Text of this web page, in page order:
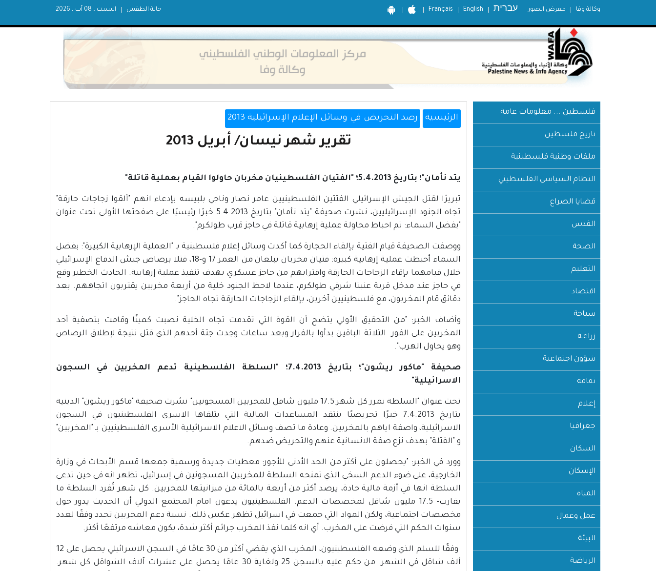
Français English עברית معرض الصور وكالة وفا السبت ، 08 آب ، 2026 حالة الطقس
فلسطين ... معلومات عامة
تاريخ فلسطين
ملفات وطنية فلسطينية
النظام السياسي الفلسطيني
قضايا الصراع
القدس
الصحة
التعليم
اقتصاد
سياحة
زراعـة
شؤون اجتماعية
ثقافة
إعلام
جغرافيا
السكان
الإسكان
المياه
عمل وعمال
البيئة
الرياضة
الرئيسية رصد التحريض في وسائل الإعلام الإسرائيلية 2013
تقرير شهر نيسان/ أبريل 2013
يتد نأمان"؛ بتاريخ 5.4.2013؛ "الفتيان الفلسطينيان مخربان حاولوا القيام بعملية قاتلة"
تبريرًا لقتل الجيش الإسرائيلي الفتتين الفلسطينيين عامر نصار وناجي بلبيسه بإدعاء انهم "ألقوا زجاجات حارقة"
تجاه الجنود الإسرائيليين، نشرت صحيفة "يتد نأمان" بتاريخ 5.4.2013 خبرًا رئيسيًا على صفحتها الأولى تحت عنوان
"بفضل السماء: تم احباط محاولة عملية إرهابية قاتلة في حاجز قرب طولكرم".
ووصفت الصحيفة قيام الفتية بإلقاء الحجارة كما أكدت وسائل إعلام فلسطينية بـ "العملية الإرهابية الكبيرة": بفضل
السماء أحبطت عملية إرهابية كبيرة: فتيان مخربان يبلغان من العمر 17 و-18، قتلا برصاص جيش الدفاع الإسرائيلي
خلال قيامهما بإقاء الزجاجات الحارقة واقترابهم من حاجز عسكري بهدف تنفيذ عملية إرهابية. الحادث الخطير وقع
في حاجز عند مدخل قرية عنبتا شرقي طولكرم، عندما لاحظ الجنود خلية من أربعة مخربين يقتربون اتجاههم. بعد
دقائق قام المخربون، مع فلسطينيين آخرين، بإلقاء الزجاجات الحارقة تجاه الحاجز".
وأضاف الخبر: "من التحقيق الأولي يتضح أن القوة التي تقدمت تجاه الخلية نصبت كمينًا وقامت بتصفية أحد
المخربين على الفور. الثلاثة الباقين بدأوا بالفرار وبعد ساعات وجدت جثة أحدهم الذي قتل نتيجة لإطلاق الرصاص
وهو يحاول الهرب".
صحيفة "ماكور ريشون"؛ بتاريخ 7.4.2013؛ "السلطة الفلسطينية تدعم المخربين في السجون
الاسرائيلية"
تحت عنوان "السلطة تمرر كل شهر 17.5 مليون شاقل للمخربين المسجونين" نشرت صحيفة "ماكور ريشون" الدينية
بتاريخ 7.4.2013 خبرًا تحريضيًا ينتقد المساعدات المالية التي يتلقاها الاسرى الفلسطينيون في السجون
الاسرائيلية، واصفة اياهم بالمخربين. وعادة ما تصف وسائل الاعلام الاسرائيلية الأسرى الفلسطينيين بـ "المخربين"
و "القتلة" بهدف نزع صفة الانسانية عنهم والتحريض ضدهم.
وورد في الخبر: "يحصلون على أكثر من الحد الأدنى للأجور: معطيات جديدة ورسمية جمعها قسم الأبحاث في وزارة
الخارجية، على ضوء الدعم السخي الذي تمنحه السلطة للمخربين المسجونين في إسرائيل، تظهر انه في حين تدعي
السلطة انها في أزمة مالية حادة، يرصد أكثر من أربعة بالمائة من ميزانيتها للمخربين. كل شهر تُفرد السلطة ما
يقارب- 17.5 مليون شاقل لمخصصات الدعم. الفلسطينيون يدعون امام المجتمع الدولي أن الحديث يدور حول
مخصصات اجتماعية، ولكن المواد التي جمعت في اسرائيل تظهر عكس ذلك. نسبة دعم المخربين تحدد وفقًا لعدد
سنوات الحكم التي فرضت على المخرب. أي انه كلما نفذ المخرب جرائم أكثر شدة، يكون معاشه مرتفعًا أكثر.
وفقًا للسلم الذي وضعه الفلسطينيون، المخرب الذي يقضي أكثر من 30 عامًا في السجن الاسرائيلي يحصل على 12
ألف شاقل في الشهر. من حكم عليه بالسجن 25 ولغاية 30 عامًا يحصل على عشرات آلاف الشواقل كل شهر.